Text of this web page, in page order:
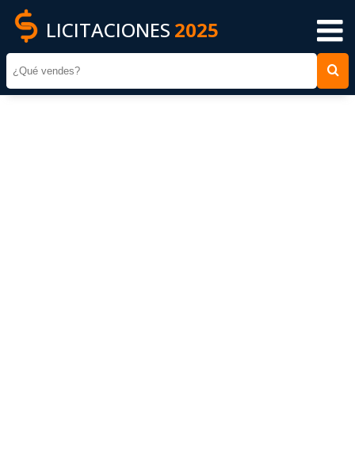
LICITACIONES 2025